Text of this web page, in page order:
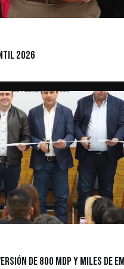
2026
de 800 MDP y miles de